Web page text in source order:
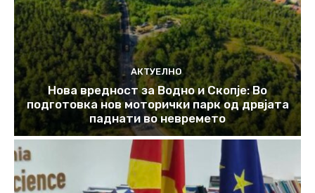
АКТУЕЛНО
Нова вредност за Водно и Скопје: Во
подготовка нов моторички парк од дрвјата
паднати во невремето